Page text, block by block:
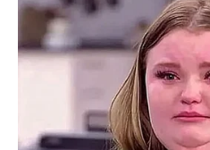
Bademöglichkeiten
Wandern
Angebote für Behinderte
Aussichtstürme
Kletterparks